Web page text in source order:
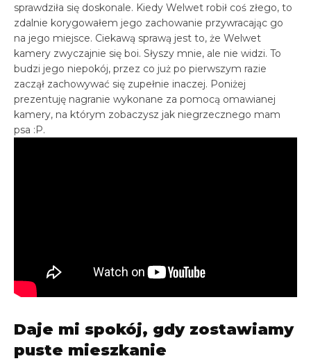
sprawdziła się doskonale. Kiedy Welwet robił coś złego, to
zdalnie korygowałem jego zachowanie przywracając go
na jego miejsce. Ciekawą sprawą jest to, że Welwet
kamery zwyczajnie się boi. Słyszy mnie, ale nie widzi. To
budzi jego niepokój, przez co już po pierwszym razie
zaczął zachowywać się zupełnie inaczej. Poniżej
prezentuję nagranie wykonane za pomocą omawianej
kamery, na którym zobaczysz jak niegrzecznego mam
psa :P.
Daje mi spokój, gdy zostawiamy
puste mieszkanie